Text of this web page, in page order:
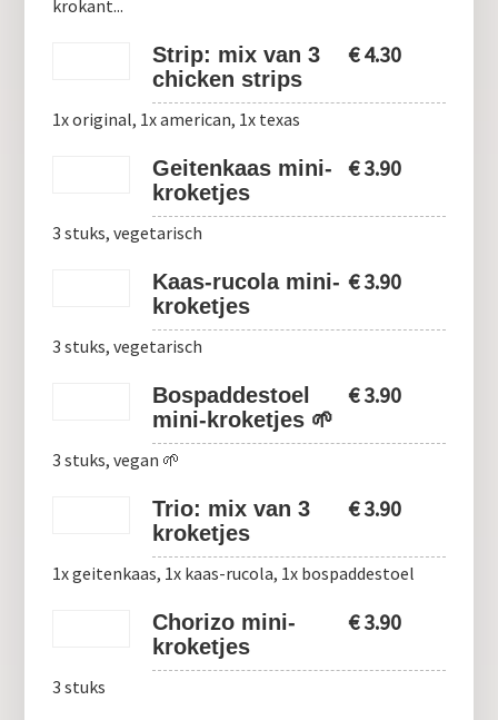
krokant...
Strip: mix van 3
chicken strips
€4.30
1x original, 1x american, 1x texas
Geitenkaas mini-
kroketjes
€3.90
3 stuks, vegetarisch
Kaas-rucola mini-
kroketjes
€3.90
3 stuks, vegetarisch
Bospaddestoel
mini-kroketjes 🌱
€3.90
3 stuks, vegan 🌱
Trio: mix van 3
kroketjes
€3.90
1x geitenkaas, 1x kaas-rucola, 1x bospaddestoel
Chorizo mini-
kroketjes
€3.90
3 stuks